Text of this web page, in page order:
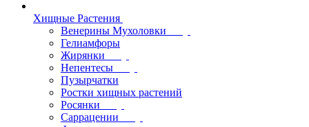
Хищные Растения
Венерины Мухоловки
Гелиамфоры
Жирянки
Непентесы
Пузырчатки
Ростки хищных растений
Росянки
Саррацении